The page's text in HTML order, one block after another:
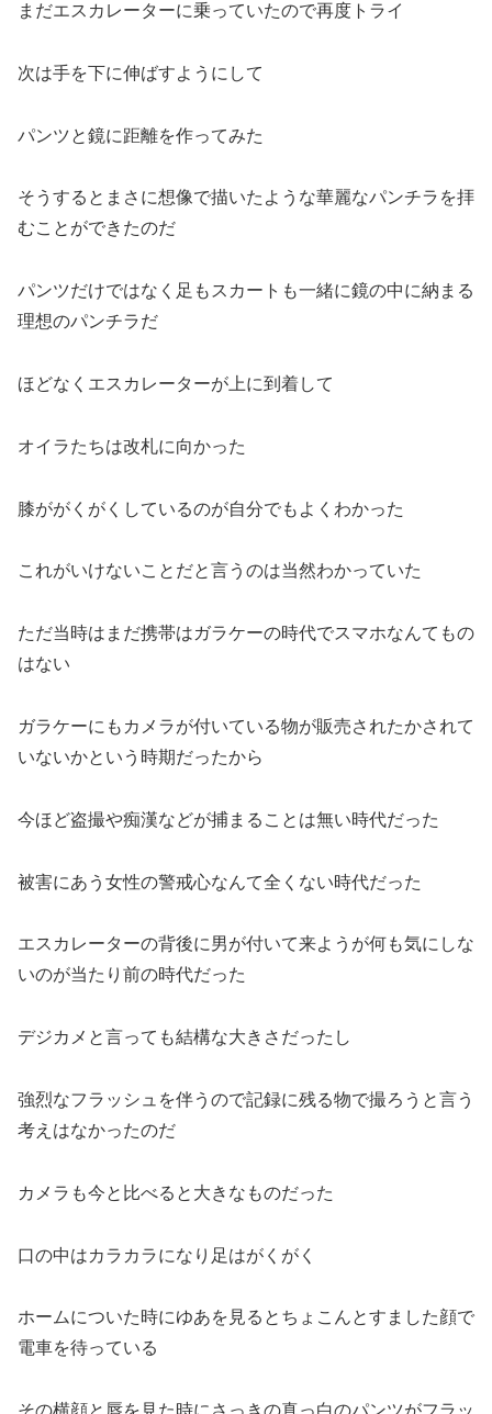
まだエスカレーターに乗っていたので再度トライ
次は手を下に伸ばすようにして
パンツと鏡に距離を作ってみた
そうするとまさに想像で描いたような華麗なパンチラを拝
むことができたのだ
パンツだけではなく足もスカートも一緒に鏡の中に納まる
理想のパンチラだ
ほどなくエスカレーターが上に到着して
オイラたちは改札に向かった
膝ががくがくしているのが自分でもよくわかった
これがいけないことだと言うのは当然わかっていた
ただ当時はまだ携帯はガラケーの時代でスマホなんてもの
はない
ガラケーにもカメラが付いている物が販売されたかされて
いないかという時期だったから
今ほど盗撮や痴漢などが捕まることは無い時代だった
被害にあう女性の警戒心なんて全くない時代だった
エスカレーターの背後に男が付いて来ようが何も気にしな
いのが当たり前の時代だった
デジカメと言っても結構な大きさだったし
強烈なフラッシュを伴うので記録に残る物で撮ろうと言う
考えはなかったのだ
カメラも今と比べると大きなものだった
口の中はカラカラになり足はがくがく
ホームについた時にゆあを見るとちょこんとすました顔で
電車を待っている